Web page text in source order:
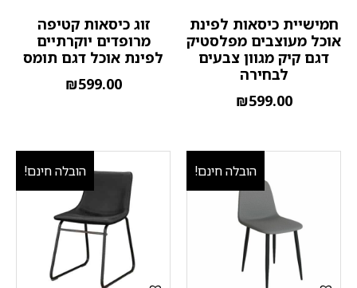
חמישיית כיסאות לפינת
אוכל מעוצבים מפלסטיק
דגם קיק מגוון צבעים
לבחירה
₪599.00
זוג כיסאות קטיפה
מרופדים יוקרתיים
לפינת אוכל דגם תומס
₪599.00
הובלה חינם! הובלה חינם!